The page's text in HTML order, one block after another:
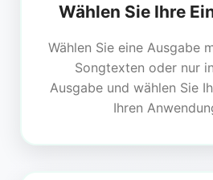
Wählen Sie Ihre
Wählen Sie eine Ausgabe
Songtexten oder nur
Ausgabe und wählen Sie
Ihren